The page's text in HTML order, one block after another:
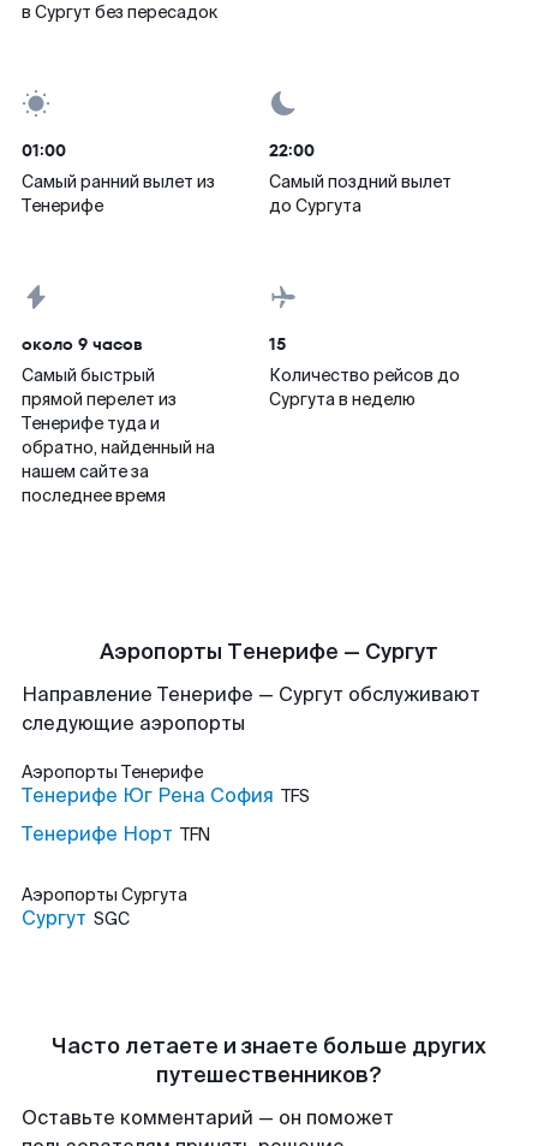
в Сургут без пересадок
01:00
Самый ранний вылет из
Тенерифе
22:00
Самый поздний вылет
до Сургута
около 9 часов
Самый быстрый
прямой перелет из
Тенерифе туда и
обратно, найденный на
нашем сайте за
последнее время
15
Количество рейсов до
Сургута в неделю
Аэропорты Тенерифе — Сургут
Направление Тенерифе — Сургут обслуживают
следующие аэропорты
Аэропорты Тенерифе
Тенерифе Юг Рена София TFS
Тенерифе Норт TFN
Аэропорты Сургута
Сургут SGC
Часто летаете и знаете больше других
путешественников?
Оставьте комментарий — он поможет